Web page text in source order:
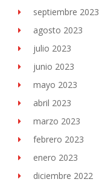
septiembre 2023
agosto 2023
julio 2023
junio 2023
mayo 2023
abril 2023
marzo 2023
febrero 2023
enero 2023
diciembre 2022